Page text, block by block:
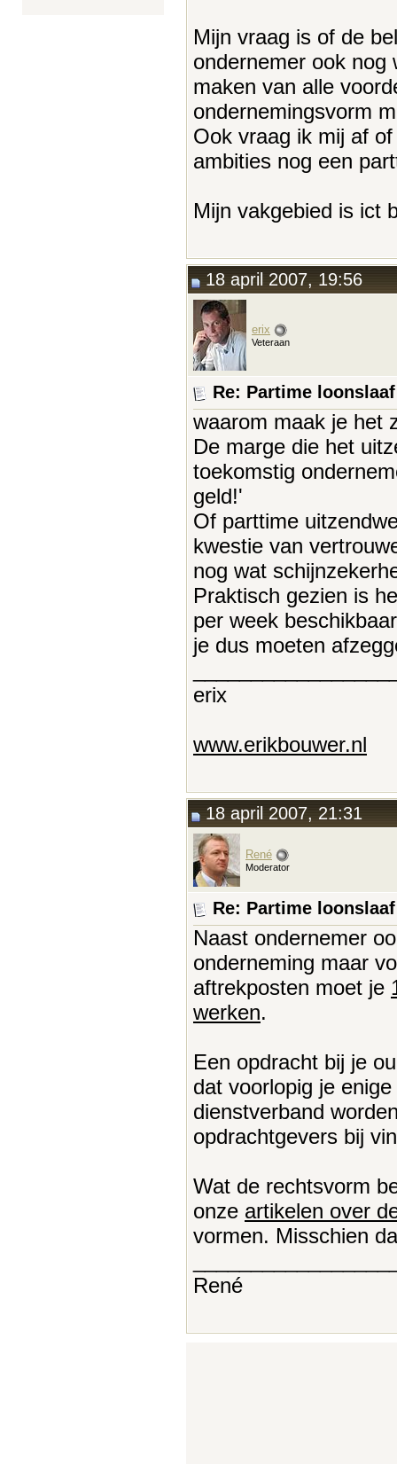
Mijn vraag is of de
ondernemer ook nog
maken van alle
ondernemingsvorm
Ook vraag ik mij af
ambities nog een
Mijn vakgebied is ict
18 april 2007, 19:56
erix
Veteraan
Re: Partime
waarom maak je het
De marge die het
toekomstig
geld!'
Of parttime
kwestie van
nog wat
Praktisch gezien is
per week
je dus moeten
erix
www.erikbouwer.nl
18 april 2007, 21:31
René
Moderator
Re: Partime
Naast ondernemer
onderneming maar
aftrekposten moet je
werken.
Een opdracht bij je
dat voorlopig je
dienstverband
opdrachtgevers bij
Wat de rechtsvorm
onze artikelen over
vormen. Misschien
René